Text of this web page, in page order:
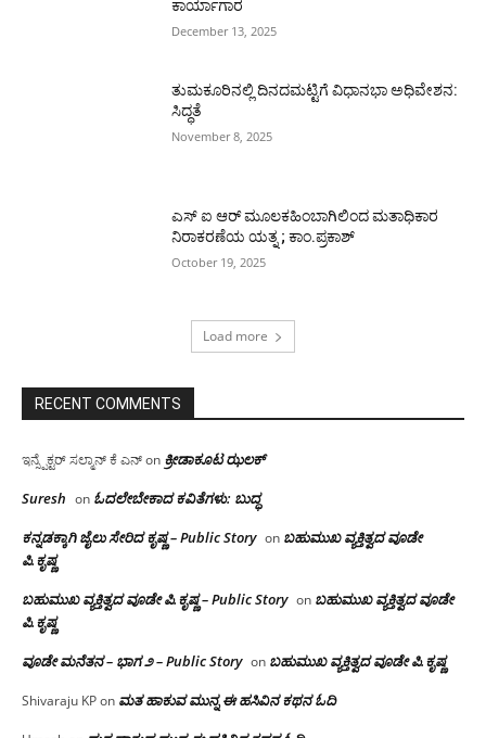
ಕಾರ್ಯಾಗಾರ
December 13, 2025
ತುಮಕೂರಿನಲ್ಲಿ ದಿನದಮಟ್ಟಿಗೆ ವಿಧಾನಭಾ ಅಧಿವೇಶನ:
ಸಿದ್ಧತೆ
November 8, 2025
ಎಸ್ ಐ ಆರ್ ಮೂಲಕಹಿಂಬಾಗಿಲಿಂದ ಮತಾಧಿಕಾರ
ನಿರಾಕರಣೆಯ ಯತ್ನ ; ಕಾಂ.ಪ್ರಕಾಶ್
October 19, 2025
Load more
RECENT COMMENTS
ಇನ್ಸ್ಪೆಕ್ಟರ್ ಸಲ್ಮಾನ್ ಕೆ ಎನ್on ಕ್ರೀಡಾಕೂಟ ಝಲಕ್
Suresh on ಓದಲೇಬೇಕಾದ‌ ಕವಿತೆಗಳು: ಬುದ್ಧ
ಕನ್ನಡಕ್ಕಾಗಿ ಜೈಲು ಸೇರಿದ ಕೃಷ್ಣ – Public Story on ಬಹುಮುಖ ವ್ಯಕ್ತಿತ್ವದ ವೂಡೇ
ಪಿ.ಕೃಷ್ಣ
ಬಹುಮುಖ ವ್ಯಕ್ತಿತ್ವದ ವೂಡೇ ಪಿ.ಕೃಷ್ಣ – Public Story on ಬಹುಮುಖ ವ್ಯಕ್ತಿತ್ವದ ವೂಡೇ
ಪಿ.ಕೃಷ್ಣ
ವೂಡೇ ಮನೆತನ – ಭಾಗ ೨ – Public Story on ಬಹುಮುಖ ವ್ಯಕ್ತಿತ್ವದ ವೂಡೇ ಪಿ.ಕೃಷ್ಣ
Shivaraju KPon ಮತ ಹಾಕುವ ಮುನ್ನ ಈ ಹಸಿವಿನ ಕಥನ ಓದಿ